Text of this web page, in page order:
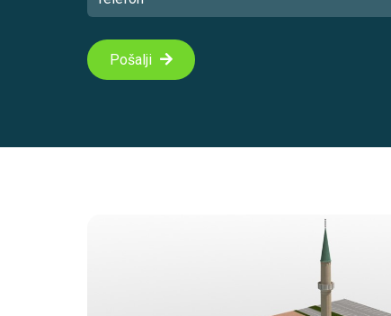
Pošalji